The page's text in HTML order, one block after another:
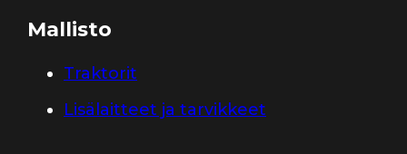
Mallisto
Traktorit
Lisälaitteet ja tarvikkeet